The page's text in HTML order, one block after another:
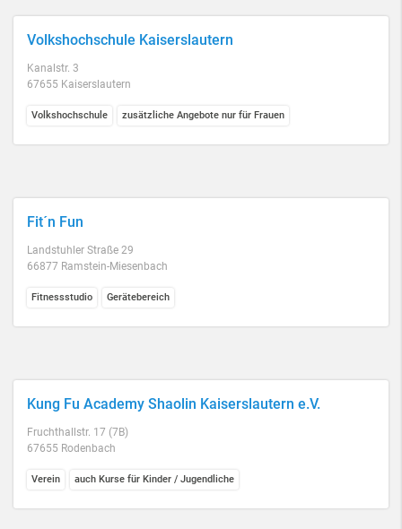
Volkshochschule Kaiserslautern
Kanalstr. 3
67655 Kaiserslautern
Volkshochschule zusätzliche Angebote nur für Frauen
Fit´n Fun
Landstuhler Straße 29
66877 Ramstein-Miesenbach
Fitnessstudio Gerätebereich
Kung Fu Academy Shaolin Kaiserslautern e.V.
Fruchthallstr. 17 (7B)
67655 Rodenbach
Verein auch Kurse für Kinder / Jugendliche